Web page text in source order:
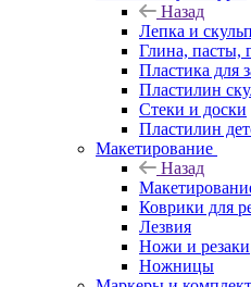
Назад
Лепка и
Глина, пасты,
Пластика для
Пластилин
Стеки и доски
Пластилин
Макетирование
Назад
Коврики для
Лезвия
Ножи и резаки
Ножницы